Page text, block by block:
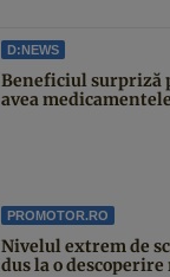
D:NEWS
Beneficiul surpriză
avea
PROMOTOR.RO
Nivelul extrem de
dus la o descoperire